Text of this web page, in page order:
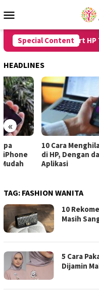
to
Menu
Special Content
8 Cara Restart HP
HEADLINES
«
10 Cara Menghilangkan
di HP, Dengan dan Tanpa
Aplikasi
TAG: FASHION WANITA
10
Masih
5 Cara
Dijamin